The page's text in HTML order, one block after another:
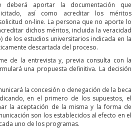
deberá aportar la documentación que
así como acreditar los méritos
on-line. La persona que no aporte lo
dichos méritos, incluida la veracidad
de los estudios universitarios indicada en la
descartada del proceso.
de la entrevista y, previa consulta con la
una propuesta definitiva. La decisión
la concesión o denegación de la beca
en el primero de los supuestos, el
la aceptación de la misma y la forma de
son los establecidos al efecto en el
uno de los programas.